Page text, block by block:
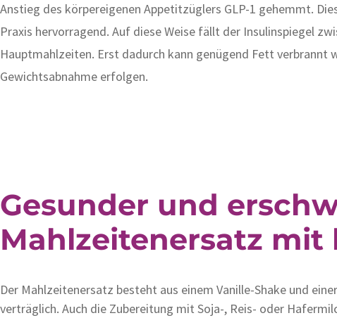
Anstieg des körpereigenen Appetitzüglers GLP-1 gehemmt.
Praxis hervorragend. Auf diese Weise fällt der Insulinspiegel
Hauptmahlzeiten. Erst dadurch kann genügend Fett verbrannt
Gewichtsabnahme erfolgen.
Gesunder und
Mahlzeitenersatz
Der Mahlzeitenersatz besteht aus einem Vanille-Shake und
verträglich. Auch die Zubereitung mit Soja-, Reis- oder